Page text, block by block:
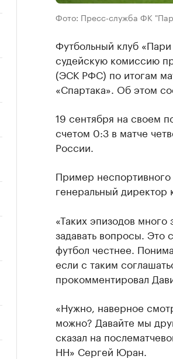
Фото: Пресс-служба ФК
Футбольный клуб
судейскую комиссию
(ЭСК РФС) по итогам
«Спартака». Об этом
19 сентября на своем
счетом 0:3 в матче
России.
Пример
генеральный директор
«Таких эпизодов
задавать вопросы. Это
футбол честнее.
если с таким
прокомментировал
«Нужно, наверное
можно? Давайте мы
сказал на
НН» Сергей Юран.